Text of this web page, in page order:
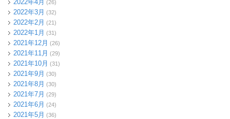
2022年4月 (26)
2022年3月 (32)
2022年2月 (21)
2022年1月 (31)
2021年12月 (26)
2021年11月 (29)
2021年10月 (31)
2021年9月 (30)
2021年8月 (30)
2021年7月 (29)
2021年6月 (24)
2021年5月 (36)